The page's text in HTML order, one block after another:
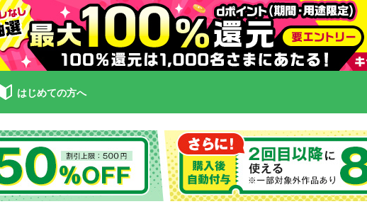
はじめての方へ